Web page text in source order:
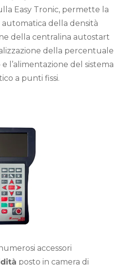
Easy Tronic, permette la
della densità
della centralina autostart
della percentuale
l’alimentazione del sistema
a punti fissi.
accessori
posto in camera di